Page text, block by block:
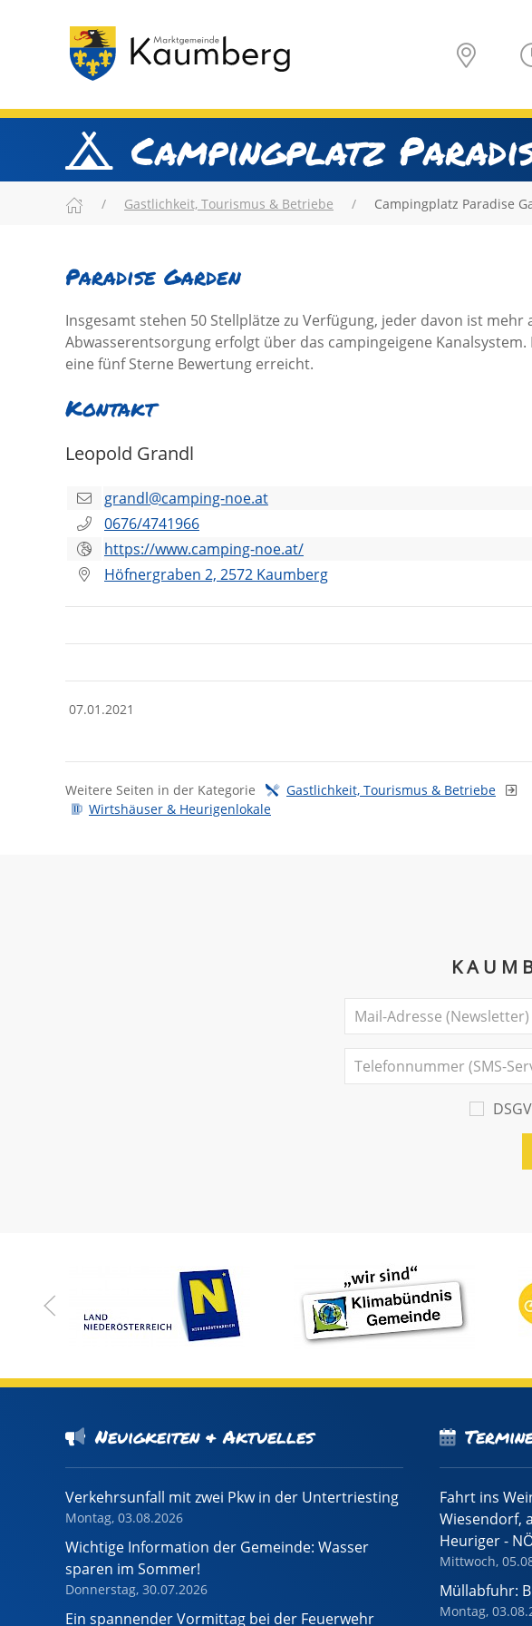
Campingplatz
Gastlichkeit, Tourismus & Betriebe Campingplatz Paradise
Paradise Garden
Insgesamt stehen 50 Stellplätze zu Verfügung, jeder davon ist
Abwasserentsorgung erfolgt über das campingeigene
eine fünf Sterne Bewertung erreicht.
Kontakt
Leopold Grandl
grandl@camping-noe.at
0676/4741966
https://www.camping-noe.at/
Höfnergraben 2, 2572 Kaumberg
07.01.2021
Weitere Seiten in der Kategorie Gastlichkeit, Tourismus & Betriebe
Wirtshäuser & Heurigenlokale
Neuigkeiten & Aktuelles
Verkehrsunfall mit zwei Pkw in der Untertriesting
Montag, 03.08.2026
Wichtige Information der Gemeinde: Wasser
sparen im Sommer!
Donnerstag, 30.07.2026
Ein spannender Vormittag bei der Feuerwehr
Fahrt ins
Wiesendorf,
Heuriger -
Mittwoch,
Müllabfuhr:
Montag,